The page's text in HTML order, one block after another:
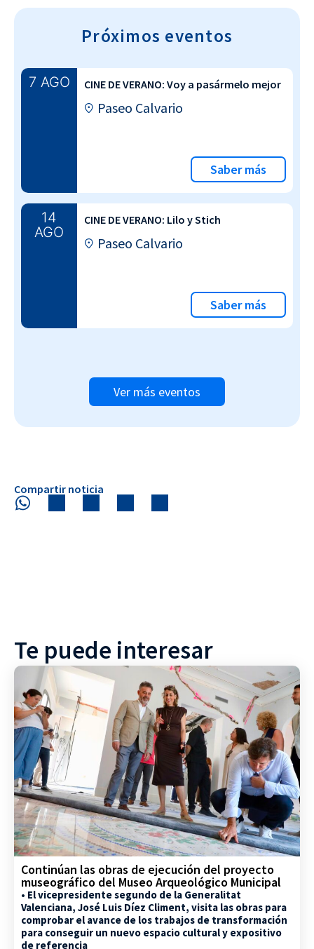
Próximos eventos
7 AGO CINE DE VERANO: Voy a pasármelo mejor
Paseo Calvario
Saber más
14
AGO
CINE DE VERANO: Lilo y Stich
Paseo Calvario
Saber más
Ver más eventos
Compartir noticia
Te puede interesar
Continúan las obras de ejecución del proyecto
museográfico del Museo Arqueológico Municipal
• El vicepresidente segundo de la Generalitat
Valenciana, José Luis Díez Climent, visita las obras para
comprobar el avance de los trabajos de transformación
para conseguir un nuevo espacio cultural y expositivo
de referencia